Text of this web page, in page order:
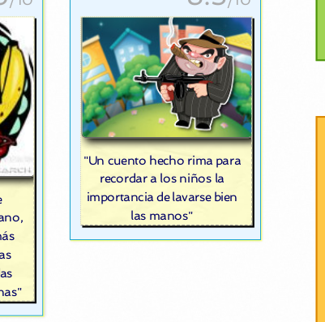
"Un cuento hecho rima para
recordar a los niños la
importancia de lavarse bien
las manos"